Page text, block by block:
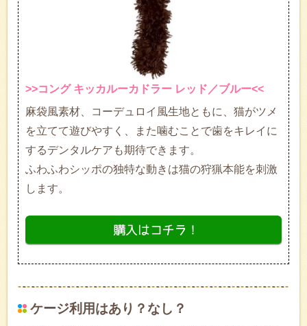
>>コング キッカルーカドラー レッド／ブルー<<
麻袋風素材、コーデュロイ風生地ともに、猫がツメ
を立てて遊びやすく、また噛むことで歯をキレイに
するデンタルケアも期待できます。
ふわふわシッポの独特な動きは猫の狩猟本能を刺激
します。
ケージ利用はあり？なし？